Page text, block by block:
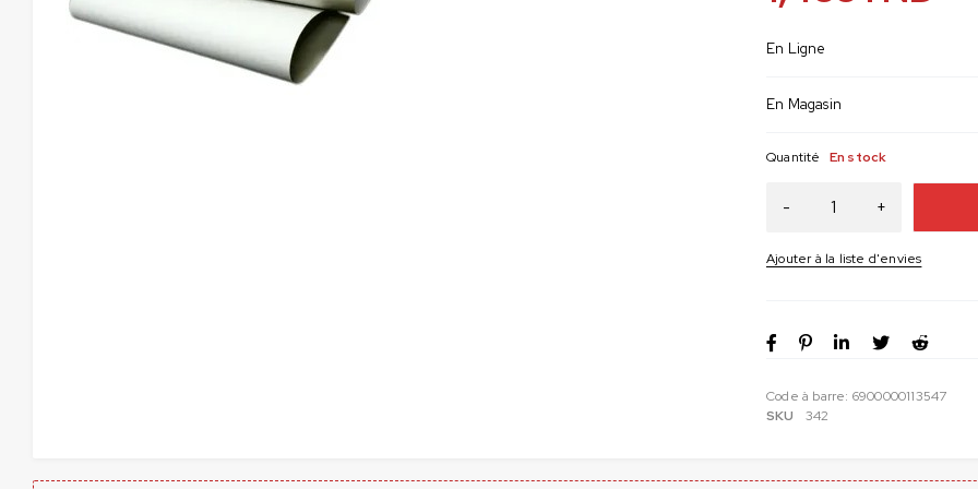
En Ligne
En Magasin
Quantité En stock
Code à barre: 6900000113547
SKU
342